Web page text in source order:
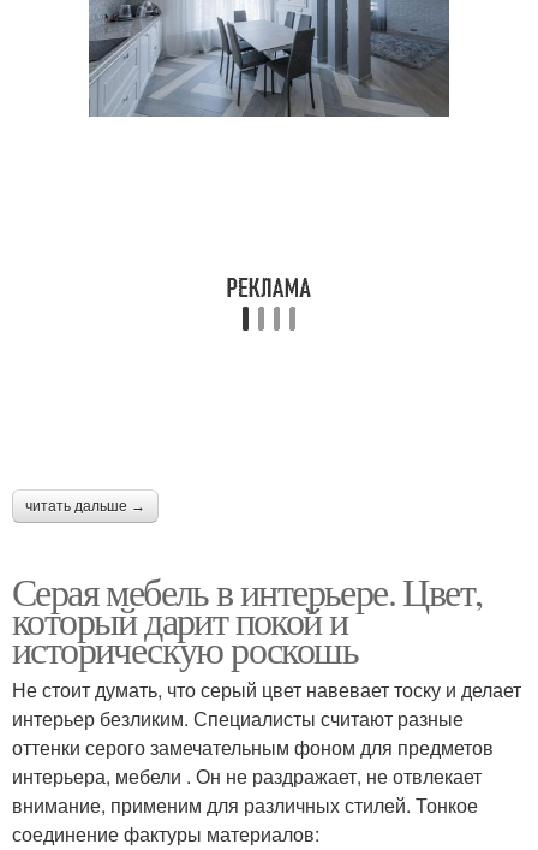
читать дальше →
Серая мебель в интерьере. Цвет,
который дарит покой и
историческую роскошь
Не стоит думать, что серый цвет навевает тоску и делает
интерьер безликим. Специалисты считают разные
оттенки серого замечательным фоном для предметов
интерьера, мебели . Он не раздражает, не отвлекает
внимание, применим для различных стилей. Тонкое
соединение фактуры материалов: